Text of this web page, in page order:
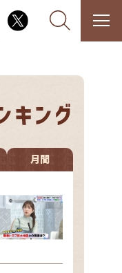
TV
ど・・・
ラエティ！
て真剣です
プ
番組 その他
月間